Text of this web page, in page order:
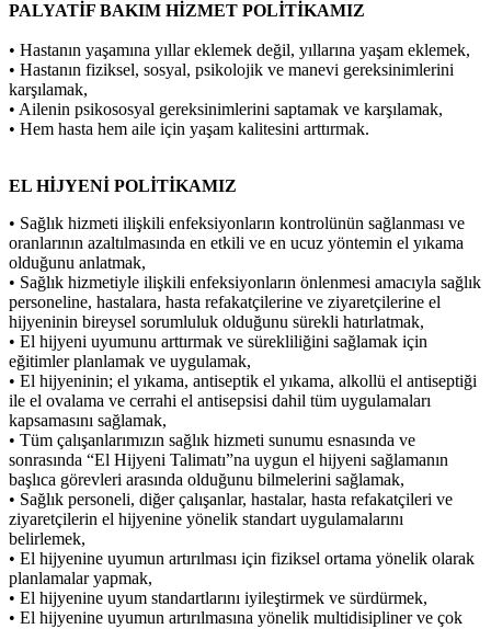
PALYATİF BAKIM HİZMET POLİTİKAMIZ
• Hastanın yaşamına yıllar eklemek değil, yıllarına yaşam eklemek,
• Hastanın fiziksel, sosyal, psikolojik ve manevi gereksinimlerini
karşılamak,
• Ailenin psikososyal gereksinimlerini saptamak ve karşılamak,
• Hem hasta hem aile için yaşam kalitesini arttırmak.
EL HİJYENİ POLİTİKAMIZ
• Sağlık hizmeti ilişkili enfeksiyonların kontrolünün sağlanması ve
oranlarının azaltılmasında en etkili ve en ucuz yöntemin el yıkama
olduğunu anlatmak,
• Sağlık hizmetiyle ilişkili enfeksiyonların önlenmesi amacıyla sağlık
personeline, hastalara, hasta refakatçilerine ve ziyaretçilerine el
hijyeninin bireysel sorumluluk olduğunu sürekli hatırlatmak,
• El hijyeni uyumunu arttırmak ve sürekliliğini sağlamak için
eğitimler planlamak ve uygulamak,
• El hijyeninin; el yıkama, antiseptik el yıkama, alkollü el antiseptiği
ile el ovalama ve cerrahi el antisepsisi dahil tüm uygulamaları
kapsamasını sağlamak,
• Tüm çalışanlarımızın sağlık hizmeti sunumu esnasında ve
sonrasında “El Hijyeni Talimatı”na uygun el hijyeni sağlamanın
başlıca görevleri arasında olduğunu bilmelerini sağlamak,
• Sağlık personeli, diğer çalışanlar, hastalar, hasta refakatçileri ve
ziyaretçilerin el hijyenine yönelik standart uygulamalarını
belirlemek,
• El hijyenine uyumun artırılması için fiziksel ortama yönelik olarak
planlamalar yapmak,
• El hijyenine uyum standartlarını iyileştirmek ve sürdürmek,
• El hijyenine uyumun artırılmasına yönelik multidisipliner ve çok